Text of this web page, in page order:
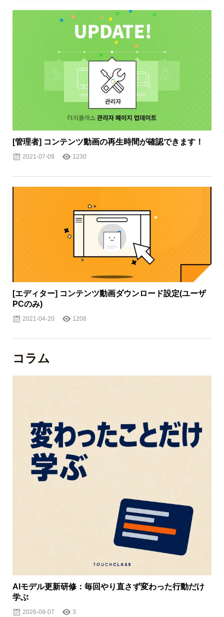
[管理者] コンテンツ動画の再生時間が確認できます！
2021-07-09 1230
[エディター] コンテンツ動画ダウンロード設定(ユーザ
PCのみ)
2021-04-20 1208
コラム
AIモデル更新研修：毎回やり直さず変わった行動だけ
学ぶ
2026-08-07 3